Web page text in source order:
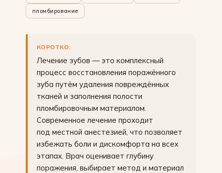
пломбирование
КОРОТКО:
Лечение зубов — это комплексный
процесс восстановления поражённого
зуба путём удаления повреждённых
тканей и заполнения полости
пломбировочным материалом.
Современное лечение проходит
под местной анестезией, что позволяет
избежать боли и дискомфорта на всех
этапах. Врач оценивает глубину
поражения, выбирает метод и материал